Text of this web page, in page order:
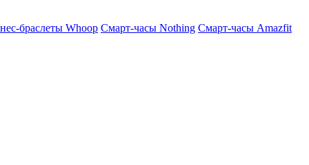
браслеты Whoop Смарт-часы Nothing Смарт-часы Amazfit